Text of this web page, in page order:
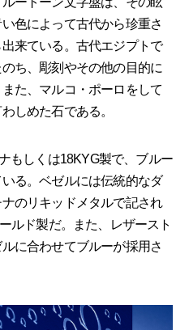
色によって古代から珍重さ
来ている。古代エジプトで
ち、彫刻やその他の目的に
た、マルコ・ポーロをして
しめた石である。
もしくは18KYG製で、ブルー
る。ベゼルには伝統的なダ
のリキッドメタルで記され
ルド製だ。また、レザースト
に合わせてブルーが採用さ